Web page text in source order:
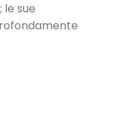
le sue